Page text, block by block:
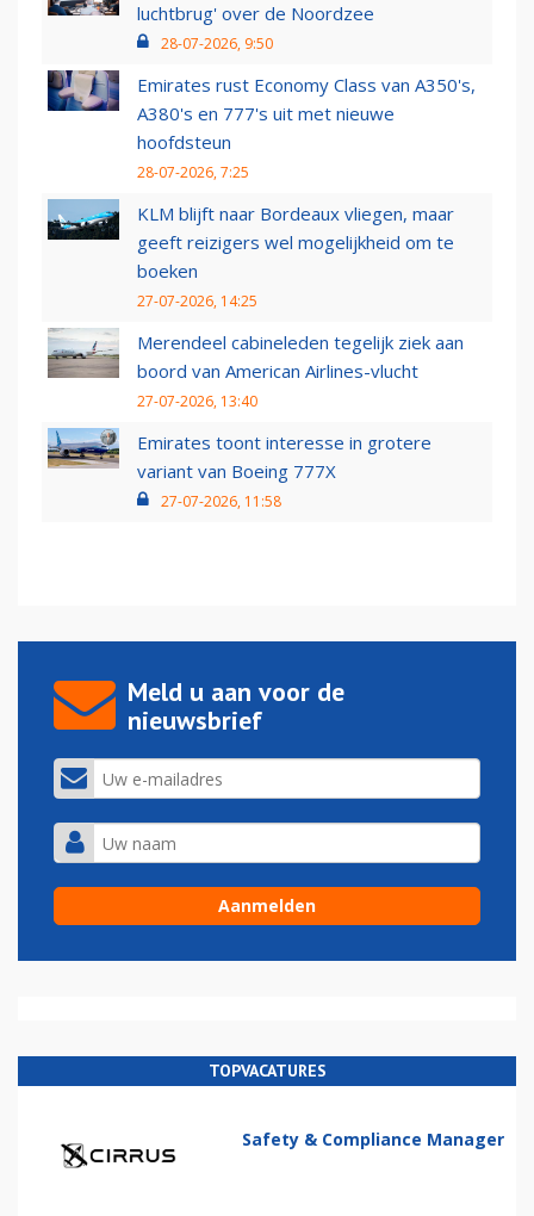
luchtbrug' over de Noordzee
28-07-2026, 9:50
Emirates rust Economy Class van A350's,
A380's en 777's uit met nieuwe
hoofdsteun
28-07-2026, 7:25
KLM blijft naar Bordeaux vliegen, maar
geeft reizigers wel mogelijkheid om te
boeken
27-07-2026, 14:25
Merendeel cabineleden tegelijk ziek aan
boord van American Airlines-vlucht
27-07-2026, 13:40
Emirates toont interesse in grotere
variant van Boeing 777X
27-07-2026, 11:58
Meld u aan voor de
nieuwsbrief
TOPVACATURES
Safety & Compliance Manager